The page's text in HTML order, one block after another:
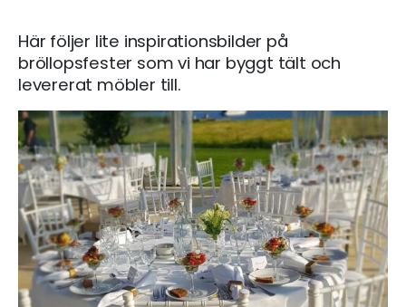
Här följer lite inspirationsbilder på
bröllopsfester som vi har byggt tält och
levererat möbler till.